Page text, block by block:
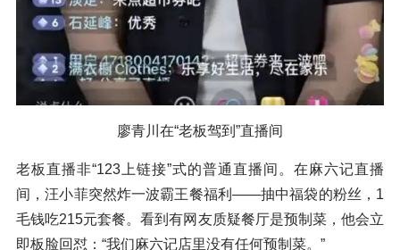
廖青川在“老板驾到”直播间
老板直播非“123上链接”式的普通直播间。在麻六记直播
间，汪小菲突然炸一波霸王餐福利——抽中福袋的粉丝，1
毛钱吃215元套餐。看到有网友质疑餐厅是预制菜，他会立
即板脸回怼：“我们麻六记店里没有任何预制菜。”